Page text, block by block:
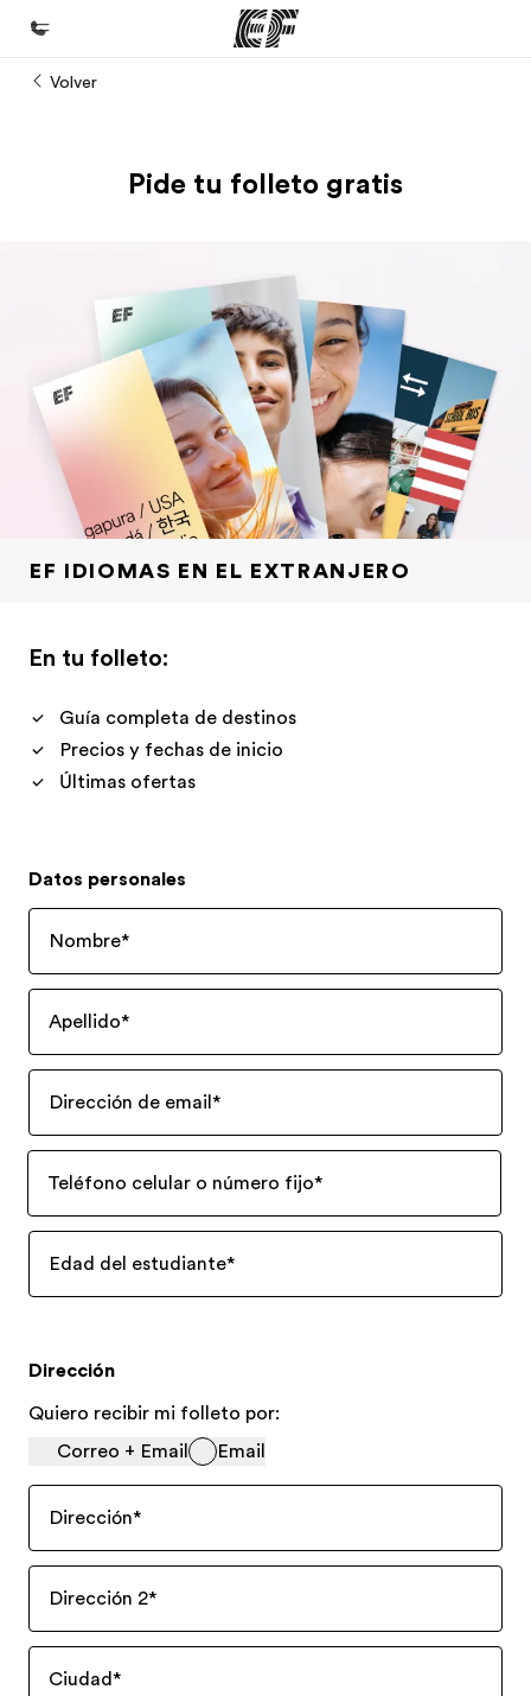
Encuentra una oficina
Sobre nosotros
Quiénes somos
Trabajos
Únete al equipo
Volver
Pide tu folleto gratis
En tu folleto:
Guía completa de destinos
Precios y fechas de inicio
Últimas ofertas
EF IDIOMAS EN EL EXTRANJERO
Datos personales
Nombre*
Apellido*
Dirección de email *
Teléfono celular o número fijo*
Edad del estudiante*
Dirección
Quiero recibir mi folleto por:
Correo + Email
Email
Dirección*
Dirección 2*
Ciudad*